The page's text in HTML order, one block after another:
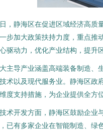
，静海区在促进区域经济高质
步加大政策扶持力度，重点推
驱动力，优化产业结构，提升
主导产业涵盖高端装备制造、
术以及现代服务业。静海区政
度支持措施，为企业提供全方
术开发方面，静海区鼓励企业
已有多家企业在智能制造、绿